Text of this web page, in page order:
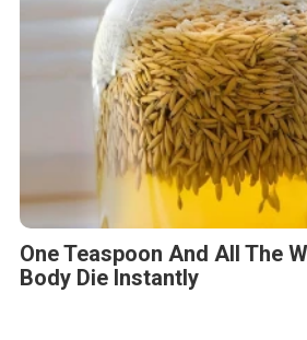
One Teaspoon And All The
Body Die Instantly